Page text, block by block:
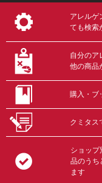
アレルゲ
ても検索
自分のア
他の商品
購入・ブ
クミタス
ショップ
品のうち
ます